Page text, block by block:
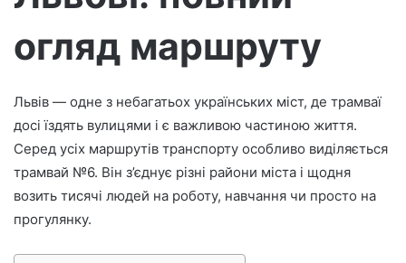
т
е
е
к
огляд маршруту
Львів — одне з небагатьох українських міст, де трамваї
досі їздять вулицями і є важливою частиною життя.
Серед усіх маршрутів транспорту особливо виділяється
трамвай №6. Він з’єднує різні райони міста і щодня
возить тисячі людей на роботу, навчання чи просто на
прогулянку.